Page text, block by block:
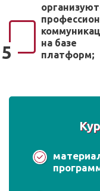
5
на базе
платформ;